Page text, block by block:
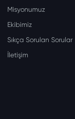
Misyonumuz
Ekibimiz
Sıkça Sorulan Sorular
İletişim